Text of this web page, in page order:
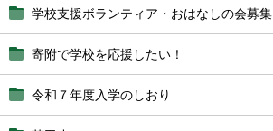
学校支援ボランティア・おはなしの会募集
寄附で学校を応援したい！
令和７年度入学のしおり